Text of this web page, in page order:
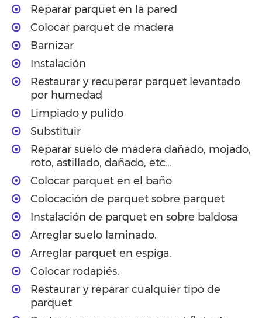
Reparar parquet en la pared
Colocar parquet de madera
Barnizar
Instalación
Restaurar y recuperar parquet levantado
por humedad
Limpiado y pulido
Substituir
Reparar suelo de madera dañado, mojado,
roto, astillado, dañado, etc…
Colocar parquet en el baño
Colocación de parquet sobre parquet
Instalación de parquet en sobre baldosa
Arreglar suelo laminado.
Arreglar parquet en espiga.
Colocar rodapiés.
Restaurar y reparar cualquier tipo de
parquet